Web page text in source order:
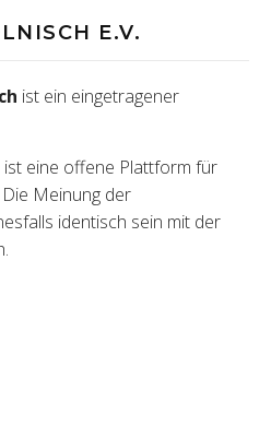
E.V.
ist ein eingetragener
ist eine offene Plattform für
Meinung der
identisch sein mit der